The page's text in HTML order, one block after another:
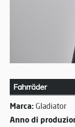
Fahrräder
Marca: Gladiator
Anno di